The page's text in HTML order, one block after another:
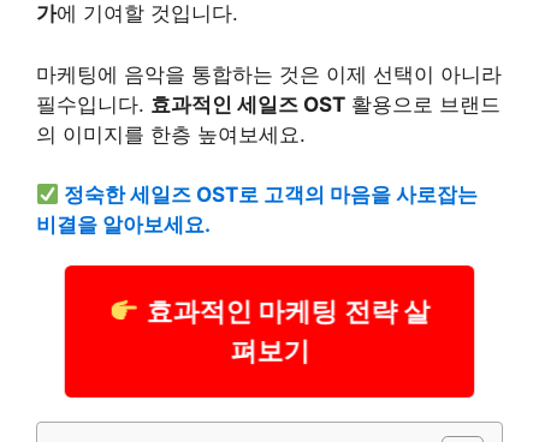
가에 기여할 것입니다.
마케팅에 음악을 통합하는 것은 이제 선택이 아니라
필수입니다. 효과적인 세일즈 OST 활용으로 브랜드
의 이미지를 한층 높여보세요.
정숙한 세일즈 OST로 고객의 마음을 사로잡는
비결을 알아보세요.
효과적인 마케팅 전략 살
펴보기